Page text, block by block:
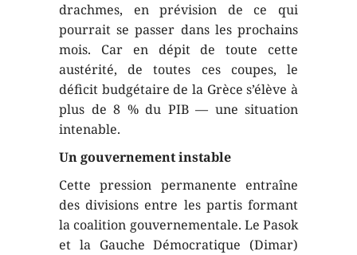
drachmes, en prévision de ce qui
pourrait se passer dans les prochains
mois. Car en dépit de toute cette
austérité, de toutes ces coupes, le
déficit budgétaire de la Grèce s’élève à
plus de 8 % du PIB — une situation
intenable.
Un gouvernement instable
Cette pression permanente entraîne
des divisions entre les partis formant
la coalition gouvernementale. Le Pasok
et la Gauche Démocratique (Dimar)